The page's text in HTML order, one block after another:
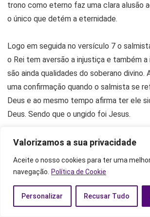
Valorizamos a sua privacidade
Aceite o nosso cookies para ter uma
navegação.
Política de Cookie
Personalizar Recusar Tudo
trono como eterno faz uma clara alusão
o único que detém a eternidade.
Logo em seguida no versículo 7 o
o Rei tem aversão a injustiça e também a
são ainda qualidades do soberano
uma confirmação quando o salmista se
Deus e ao mesmo tempo afirma ter ele
Deus. Sendo que o ungido foi Jesus.
Versículo 10 a 17
Apesar da fala aparentemente se dirigir a
momento no salmo, como quando fala
de esquecer a sua própria família para